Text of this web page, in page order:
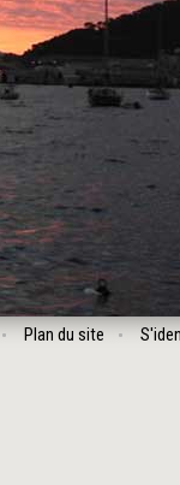
Plan du site